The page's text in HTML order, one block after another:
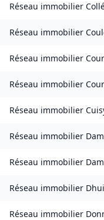
Réseau immobilier
Réseau immobilier
Réseau immobilier
Réseau immobilier
Réseau immobilier
Réseau immobilier
Réseau immobilier
Réseau immobilier
Réseau immobilier